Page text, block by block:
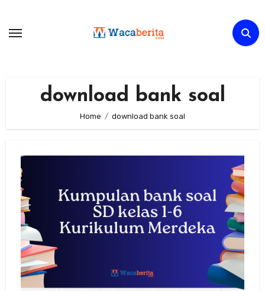
content
download bank soal
Home download bank soal